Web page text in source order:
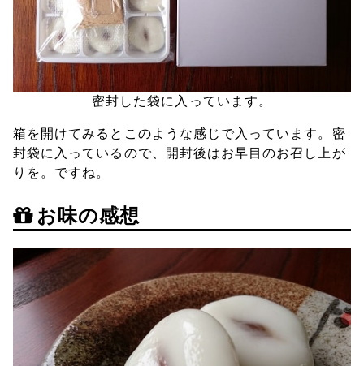
密封した袋に入っています。
箱を開けてみるとこのような感じで入っています。密
封袋に入っているので、開封後はお早目のお召し上が
りを。ですね。
お味の感想